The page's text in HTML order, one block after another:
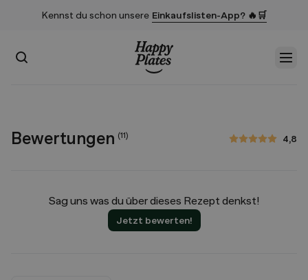
Kennst du schon unsere Einkaufslisten-App? 🔥🛒
Suchen
Bewertungen (11) 4,8
4,8 von 5 Sternen
Sag uns was du über dieses Rezept denkst!
Jetzt bewerten!